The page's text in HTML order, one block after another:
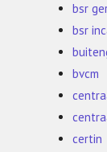
bsr
bsr
bvcm
certin